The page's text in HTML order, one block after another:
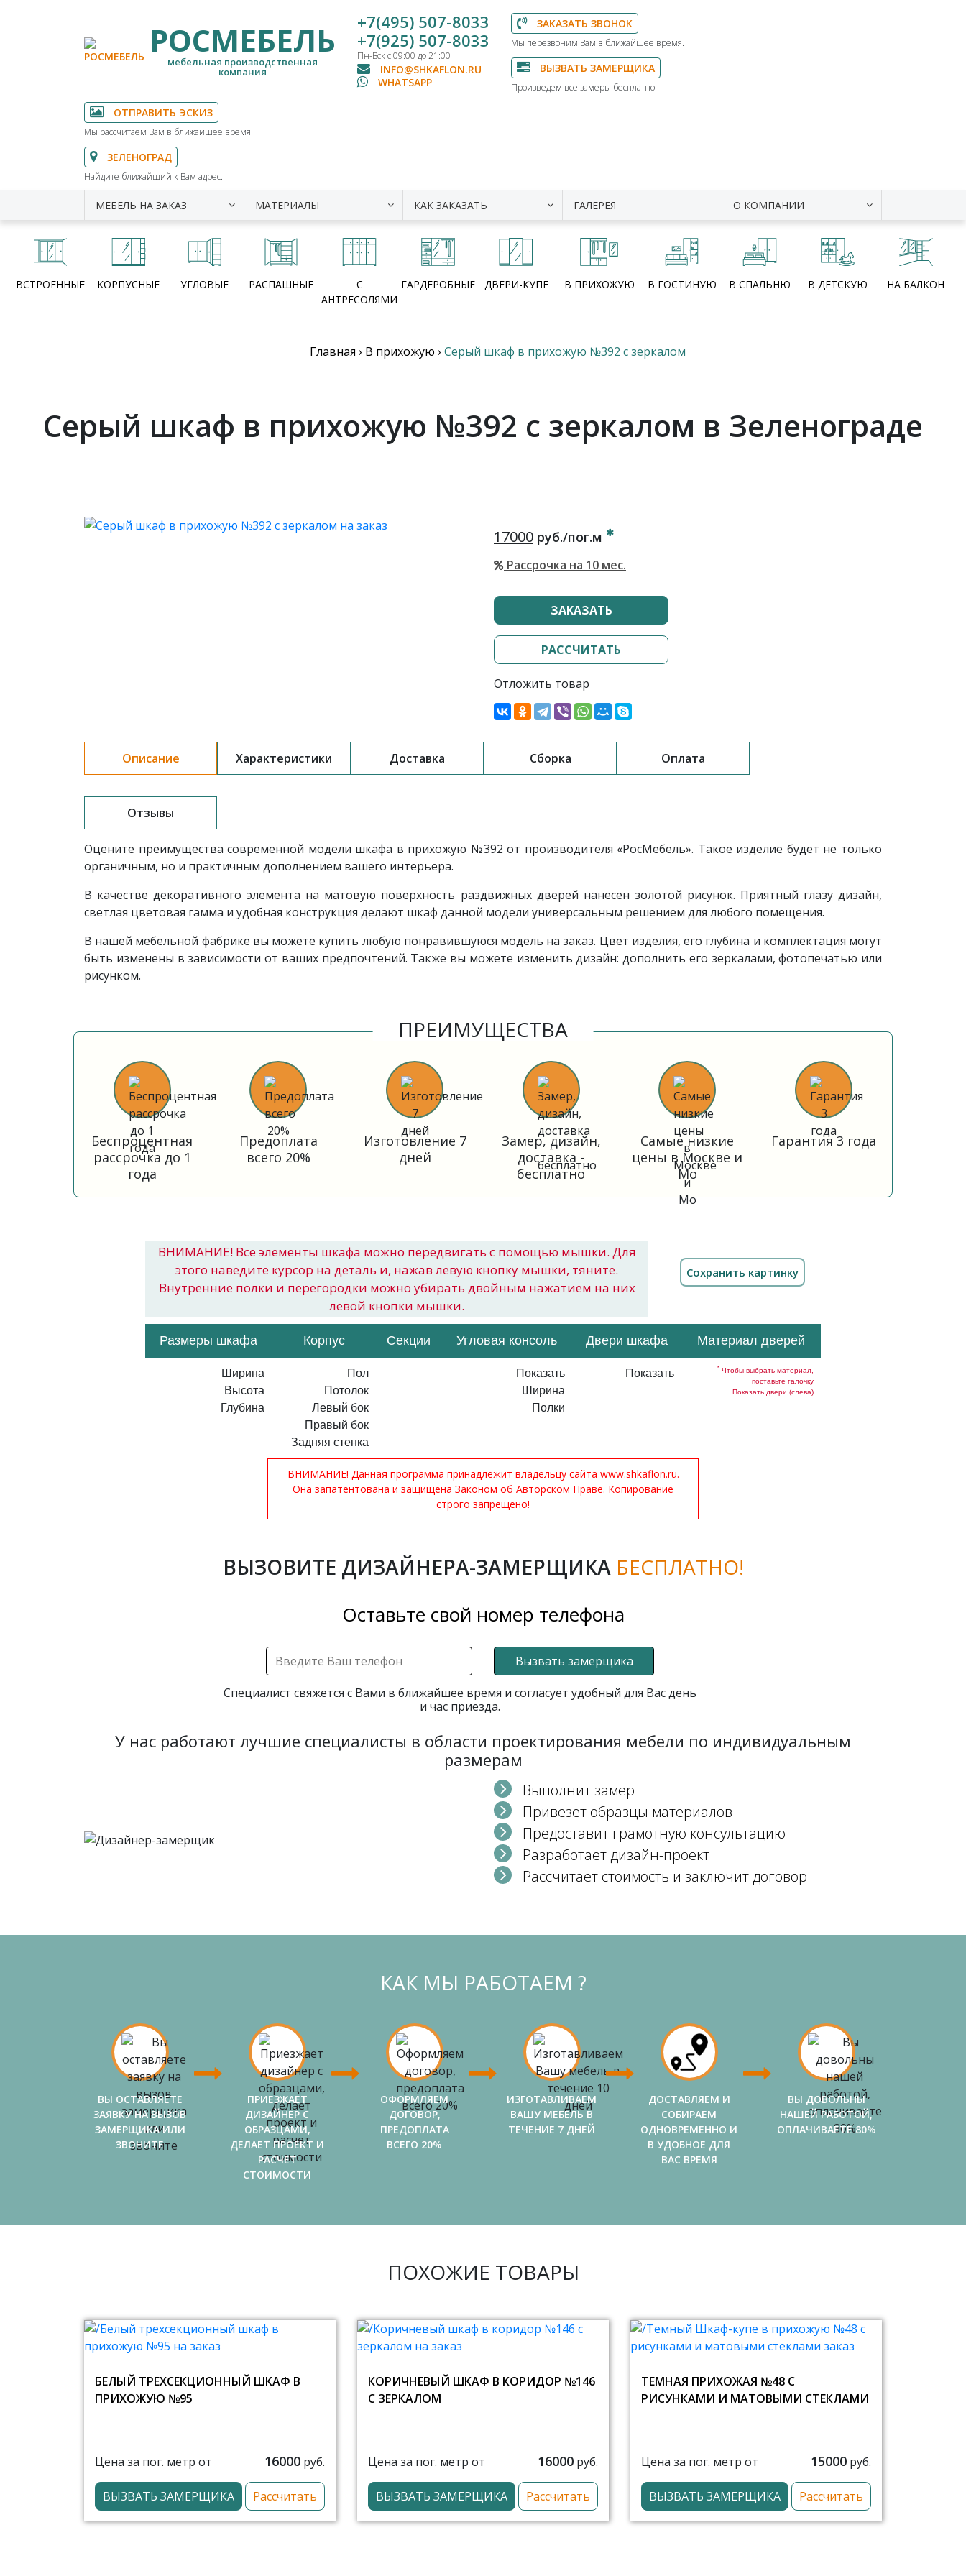
РОСМЕБЕЛЬ
мебельная производственная
компания
+7(495) 507-8033
+7(925) 507-8033
Пн-Вск с 09:00 до 21:00
INFO@SHKAFLON.RU
WHATSAPP
ЗАКАЗАТЬ ЗВОНОК
Мы перезвоним Вам в ближайшее время.
ВЫЗВАТЬ ЗАМЕРЩИКА
Произведем все замеры бесплатно.
ОТПРАВИТЬ ЭСКИЗ
Мы рассчитаем Вам в ближайшее время.
ЗЕЛЕНОГРАД
Найдите ближайший к Вам адрес.
МЕБЕЛЬ НА ЗАКАЗ МАТЕРИАЛЫ КАК ЗАКАЗАТЬ ГАЛЕРЕЯ О КОМПАНИИ
ВСТРОЕННЫЕ КОРПУСНЫЕ УГЛОВЫЕ РАСПАШНЫЕ
С
АНТРЕСОЛЯМИ
ГАРДЕРОБНЫЕ ДВЕРИ-КУПЕ В ПРИХОЖУЮ В ГОСТИНУЮ В СПАЛЬНЮ В ДЕТСКУЮ НА БАЛКОН
Главная › В прихожую › Серый шкаф в прихожую №392 с зеркалом
Серый шкаф в прихожую №392 с зеркалом в Зеленограде
17000 руб./пог.м
Рассрочка на 10 мес.
ЗАКАЗАТЬ
РАССЧИТАТЬ
Отложить товар
Описание Характеристики Доставка Сборка Оплата
Отзывы
Оцените преимущества современной модели шкафа в прихожую №392от производителя «РосМебель». Такое изделие будет не только
органичным, но и практичным дополнением вашего интерьера.
В качестве декоративного элемента на матовую поверхность раздвижных дверей нанесен золотой рисунок. Приятный глазу дизайн,
светлая цветовая гамма и удобная конструкция делают шкаф данной модели универсальным решением для любого помещения.
В нашей мебельной фабрике вы можете купить любую понравившуюся модель на заказ. Цвет изделия, его глубина и комплектация могут
быть изменены в зависимости от ваших предпочтений. Также вы можете изменить дизайн: дополнить его зеркалами, фотопечатью или
рисунком.
ПРЕИМУЩЕСТВА
Беспроцентная
рассрочка до 1
года
Предоплата
всего 20%
Изготовление 7
дней
Замер, дизайн,
доставка -
бесплатно
Самые низкие
цены в Москве и
Мо
Гарантия 3 года
ВНИМАНИЕ! Все элементы шкафа можно передвигать с помощью мышки. Для
этого наведите курсор на деталь и, нажав левую кнопку мышки, тяните.
Внутренние полки и перегородки можно убирать двойным нажатием на них
левой кнопки мышки.
Размеры шкафа Корпус Секции Угловая консоль Двери шкафа Материал дверей
Ширина
Высота
Глубина
Пол
Потолок
Левый бок
Правый бок
Задняя стенка
Показать
Ширина
Полки
Показать * Чтобы выбрать материал,
поставьте галочку
Показать двери (слева)
ВНИМАНИЕ! Данная программа принадлежит владельцу сайта www.shkaflon.ru.
Она запатентована и защищена Законом об Авторском Праве. Копирование
строго запрещено!
ВЫЗОВИТЕ ДИЗАЙНЕРА-ЗАМЕРЩИКА БЕСПЛАТНО!
Оставьте свой номер телефона
Вызвать замерщика
Специалист свяжется с Вами в ближайшее время и согласует удобный для Вас день
и час приезда.
У нас работают лучшие специалисты в области проектирования мебели по индивидуальным
размерам
Выполнит замер
Привезет образцы материалов
Предоставит грамотную консультацию
Разработает дизайн-проект
Рассчитает стоимость и заключит договор
КАК МЫ РАБОТАЕМ ?
ВЫ ОСТАВЛЯЕТЕ
ЗАЯВКУ НА ВЫЗОВ
ЗАМЕРЩИКА ИЛИ
ЗВОНИТЕ
ПРИЕЗЖАЕТ
ДИЗАЙНЕР С
ОБРАЗЦАМИ,
ДЕЛАЕТ ПРОЕКТ И
РАСЧЕТ
СТОИМОСТИ
ОФОРМЛЯЕМ
ДОГОВОР,
ПРЕДОПЛАТА
ВСЕГО 20%
ИЗГОТАВЛИВАЕМ
ВАШУ МЕБЕЛЬ В
ТЕЧЕНИЕ 7 ДНЕЙ
ДОСТАВЛЯЕМ И
СОБИРАЕМ
ОДНОВРЕМЕННО И
В УДОБНОЕ ДЛЯ
ВАС ВРЕМЯ
ВЫ ДОВОЛЬНЫ
НАШЕЙ РАБОТОЙ,
ОПЛАЧИВАЕТЕ 80%
ПОХОЖИЕ ТОВАРЫ
БЕЛЫЙ ТРЕХСЕКЦИОННЫЙ ШКАФ В
ПРИХОЖУЮ №95
Цена за пог. метр от 16000 руб.
ВЫЗВАТЬ ЗАМЕРЩИКА Рассчитать
КОРИЧНЕВЫЙ ШКАФ В КОРИДОР №146
С ЗЕРКАЛОМ
Цена за пог. метр от 16000 руб.
ВЫЗВАТЬ ЗАМЕРЩИКА Рассчитать
ТЕМНАЯ ПРИХОЖАЯ №48 С
РИСУНКАМИ И МАТОВЫМИ СТЕКЛАМИ
Цена за пог. метр от 15000 руб.
ВЫЗВАТЬ ЗАМЕРЩИКА Рассчитать